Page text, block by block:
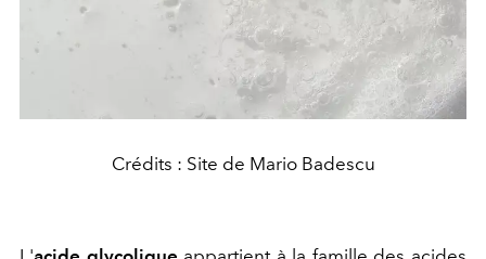
Crédits : Site de Mario Badescu